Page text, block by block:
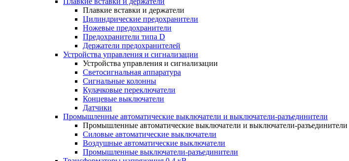
Плавкие вставки и держатели
Цилиндрические предохранители
Ножевые предохранители
Предохранители типа D
Держатели предохранителей
Устройства управления и сигнализации
Устройства управления и сигнализации
Светосигнальная аппаратура
Сигнальные колонны
Кулачковые переключатели
Концевые выключатели
Датчики
Промышленные автоматические выключатели и выключатели-разъединители
Промышленные автоматические выключатели и выключатели-разъединители
Силовые автоматические выключатели
Воздушные автоматические выключатели
Промышленные выключатели-разъединители